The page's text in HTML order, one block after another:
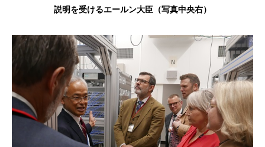
説明を受けるエールン大臣（写真中央右）